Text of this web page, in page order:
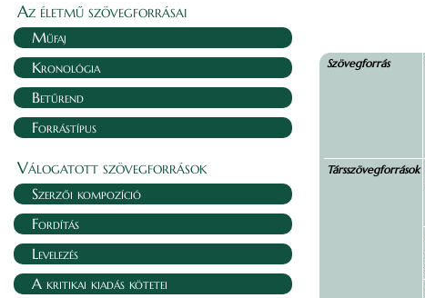
Az életmű szövegforrásai
Műfaj
Kronológia
Betűrend
Forrástípus
Válogatott szövegforrások
Szerzői kompozíció
Fordítás
Levelezés
A kritikai kiadás kötetei
Szövegforrás
Társszövegforrások